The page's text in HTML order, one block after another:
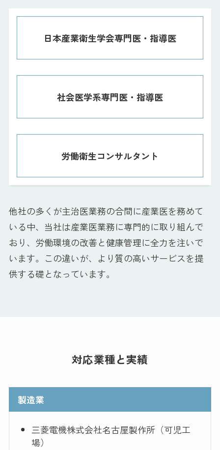
日本産業衛生学会専門医・指導医
社会医学系専門医・指導医
労働衛生コンサルタント
他社の多くが主治医業務の合間に産業医を務めて
いる中、当社は産業医業務に専門的に取り組んで
おり、労働環境の改善と健康管理に全力を注いで
います。この違いが、より質の高いサービスを提
供する礎となっています。
対応業種と実績
製造業
三菱電機株式会社名古屋製作所（可児工
場）